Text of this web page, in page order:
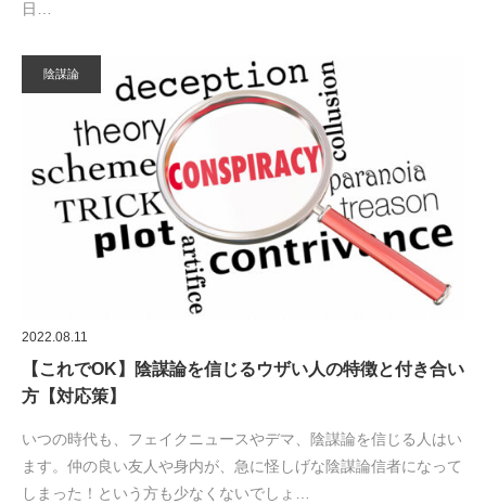
日…
陰謀論
2022.08.11
【これでOK】陰謀論を信じるウザい人の特徴と付き合い
方【対応策】
いつの時代も、フェイクニュースやデマ、陰謀論を信じる人はい
ます。仲の良い友人や身内が、急に怪しげな陰謀論信者になって
しまった！という方も少なくないでしょ…